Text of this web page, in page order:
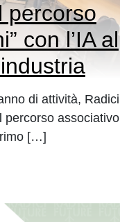
percorso
con l’IA al
di attività, Radici
percorso associativo
[…]